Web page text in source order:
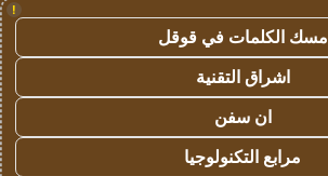
!
مسك الكلمات في قوقل
اشراق التقنية
ان سفن
مرابع التكنولوجيا